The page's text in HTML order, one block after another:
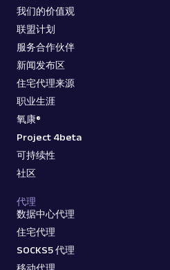
我们的价值观
联盟计划
服务合作伙伴
新闻发布区
住宅代理来源
职业生涯
氧康®
Project 4beta
可持续性
社区
代理
数据中心代理
住宅代理
SOCKS5 代理